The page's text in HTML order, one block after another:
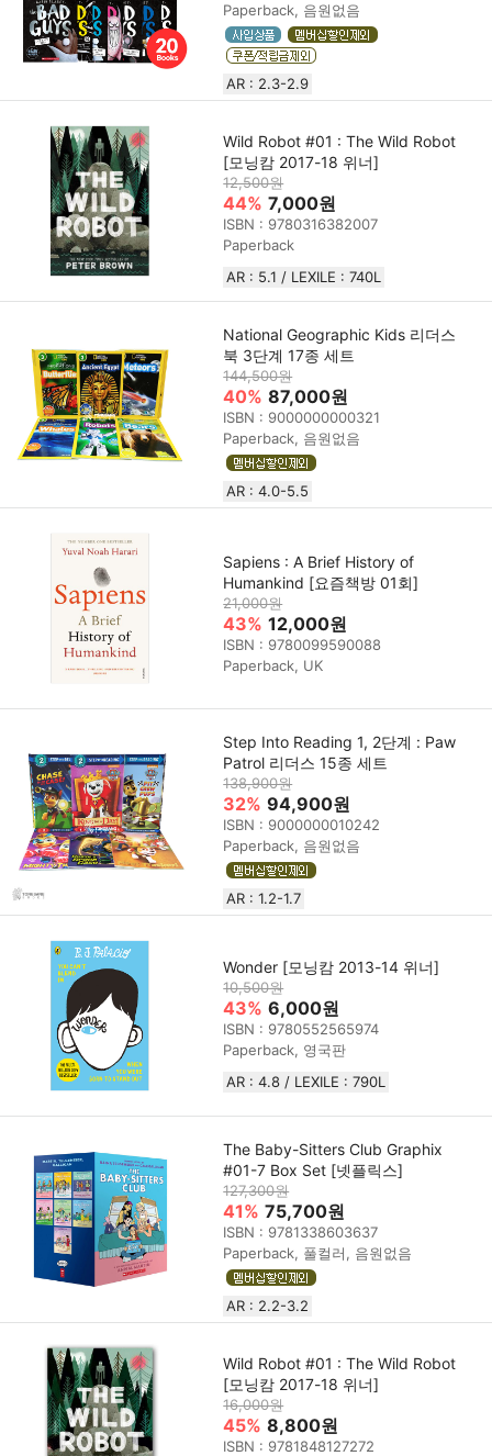
Paperback, 음원없음
AR : 2.3-2.9
Wild Robot #01 : The Wild Robot
[모닝캄 2017-18 위너]
12,500원
44% 7,000원
ISBN : 9780316382007
Paperback
AR : 5.1 / LEXILE : 740L
National Geographic Kids 리더스
북 3단계 17종 세트
144,500원
40% 87,000원
ISBN : 9000000000321
Paperback, 음원없음
AR : 4.0-5.5
Sapiens : A Brief History of
Humankind [요즘책방 01회]
21,000원
43% 12,000원
ISBN : 9780099590088
Paperback, UK
Step Into Reading 1, 2단계 : Paw
Patrol 리더스 15종 세트
138,900원
32% 94,900원
ISBN : 9000000010242
Paperback, 음원없음
AR : 1.2-1.7
Wonder [모닝캄 2013-14 위너]
10,500원
43% 6,000원
ISBN : 9780552565974
Paperback, 영국판
AR : 4.8 / LEXILE : 790L
The Baby-Sitters Club Graphix
#01-7 Box Set [넷플릭스]
127,300원
41% 75,700원
ISBN : 9781338603637
Paperback, 풀컬러, 음원없음
AR : 2.2-3.2
Wild Robot #01 : The Wild Robot
[모닝캄 2017-18 위너]
16,000원
45% 8,800원
ISBN : 9781848127272